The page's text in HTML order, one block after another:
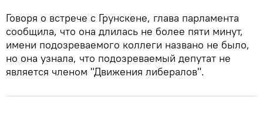
Говоря о встрече с Грунскене, глава парламента
сообщила, что она длилась не более пяти минут,
имени подозреваемого коллеги названо не было,
но она узнала, что подозреваемый депутат не
является членом "Движения либералов".